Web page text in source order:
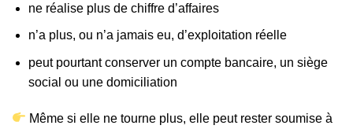
ne réalise plus de chiffre d’affaires
n’a plus, ou n’a jamais eu, d’exploitation réelle
peut pourtant conserver un compte bancaire, un siège
social ou une domiciliation
Même si elle ne tourne plus, elle peut rester soumise à